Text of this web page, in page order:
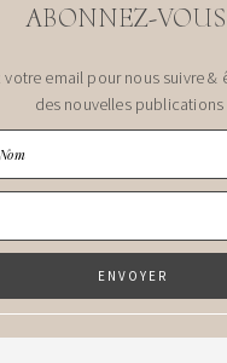
ABONNEZ-
votre email pour nous suivre &
des nouvelles publications